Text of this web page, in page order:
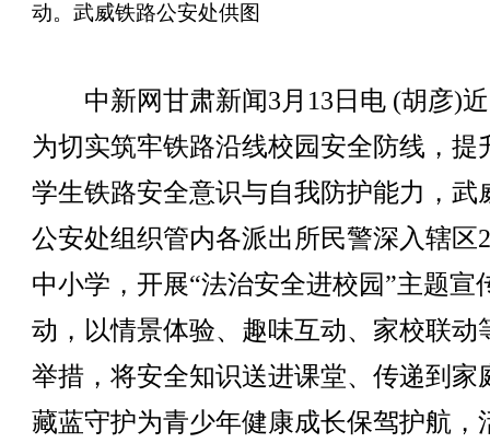
动。武威铁路公安处供图
中新网甘肃新闻3月13日电 (胡彦)
为切实筑牢铁路沿线校园安全防线，提
学生铁路安全意识与自我防护能力，武
公安处组织管内各派出所民警深入辖区
中小学，开展“法治安全进校园”主题宣
动，以情景体验、趣味互动、家校联动
举措，将安全知识送进课堂、传递到家
藏蓝守护为青少年健康成长保驾护航，